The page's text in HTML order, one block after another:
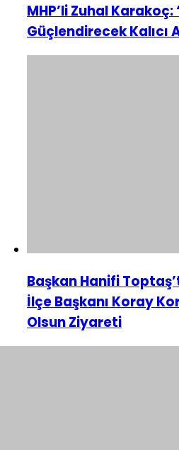
MHP’li Zuhal
Güçlendirecek Kalıcı
Başkan Hanifi
İlçe Başkanı Koray
Olsun Ziyareti